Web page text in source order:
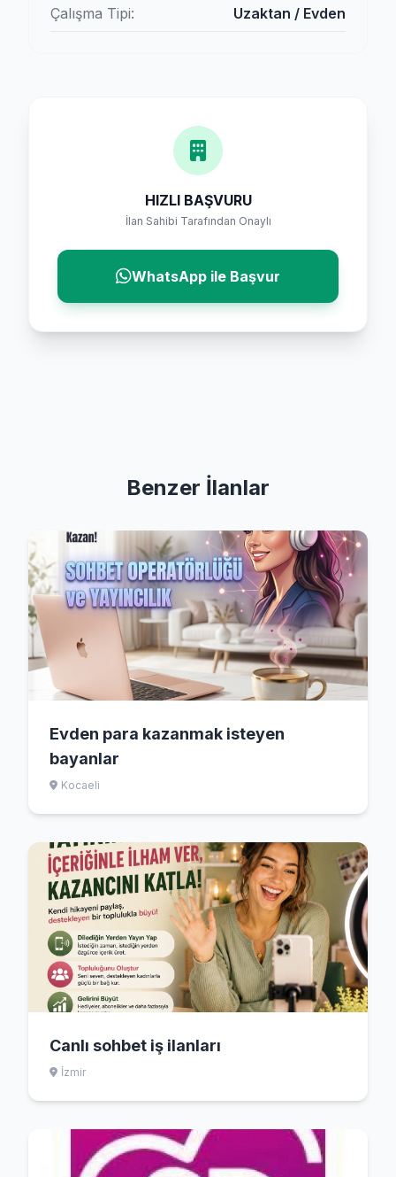
Çalışma Tipi: Uzaktan / Evden
HIZLI BAŞVURU
İlan Sahibi Tarafından Onaylı
WhatsApp ile Başvur
Benzer İlanlar
Evden para kazanmak isteyen
bayanlar
Kocaeli
Canlı sohbet iş ilanları
İzmir